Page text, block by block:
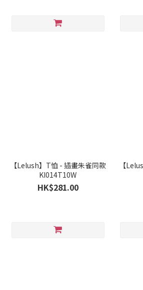
【Lelush】T恤 - 插畫朱雀同款
KI014T10W
HK$281.00
【